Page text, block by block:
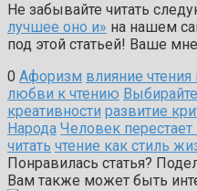
Не забывайте читать
лучшее оно и» на нашем
под этой статьей! Ваше
0 Афоризм влияние
любви к чтению
креативности развитие
Народа Человек
читать чтение как стиль
Понравилась статья?
Вам также может быть